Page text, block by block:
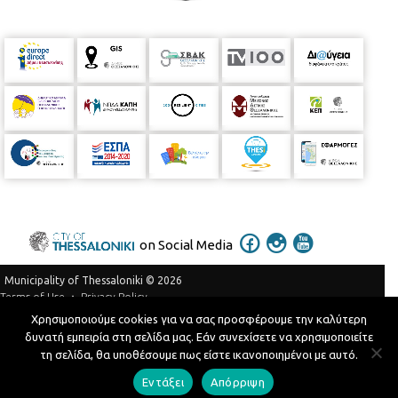
on Social Media
Municipality of Thessaloniki © 2026
Terms of Use
Privacy Policy
Telephone Catalog
Developed byMyCompany Projects
Χρησιμοποιούμε cookies για να σας προσφέρουμε την καλύτερη
δυνατή εμπειρία στη σελίδα μας. Εάν συνεχίσετε να χρησιμοποιείτε
τη σελίδα, θα υποθέσουμε πως είστε ικανοποιημένοι με αυτό.
Εντάξει Απόρριψη